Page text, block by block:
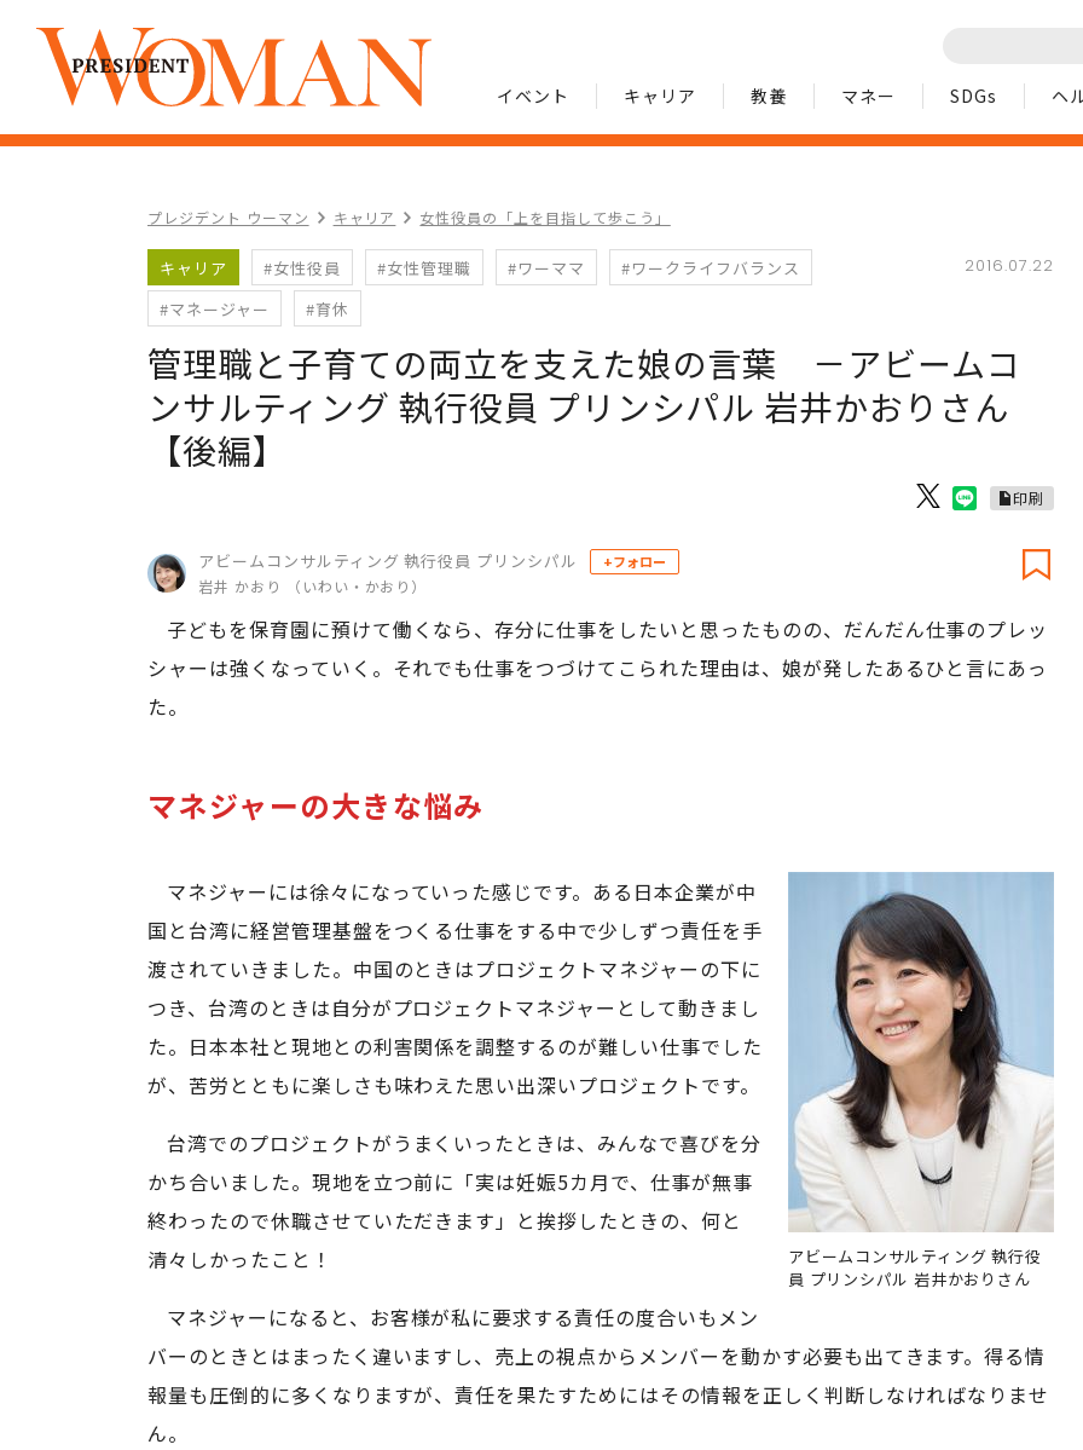
イベント キャリア 教養 マネー SDGs ヘ
プレジデント ウーマン キャリア 女性役員の「上を目指して歩こう」
キャリア #女性役員 #女性管理職 #ワーママ
#ワークライフバランス
#マネージャー
#育休
2016.07.22
管理職と子育ての両立を支えた娘の言葉 －アビームコ
ンサルティング 執行役員 プリンシパル 岩井かおりさん
【後編】
印刷
アビームコンサルティング 執行役員 プリンシパル
岩井 かおり （いわい・かおり）
+フォロー
子どもを保育園に預けて働くなら、存分に仕事をしたいと思ったものの、だんだん仕事のプレッ
シャーは強くなっていく。それでも仕事をつづけてこられた理由は、娘が発したあるひと言にあっ
た。
マネジャーの大きな悩み
アビームコンサルティング 執行役
員 プリンシパル 岩井かおりさん
マネジャーには徐々になっていった感じです。ある日本企業が中
国と台湾に経営管理基盤をつくる仕事をする中で少しずつ責任を手
渡されていきました。中国のときはプロジェクトマネジャーの下に
つき、台湾のときは自分がプロジェクトマネジャーとして動きまし
た。日本本社と現地との利害関係を調整するのが難しい仕事でした
が、苦労とともに楽しさも味わえた思い出深いプロジェクトです。
台湾でのプロジェクトがうまくいったときは、みんなで喜びを分
かち合いました。現地を立つ前に「実は妊娠5カ月で、仕事が無事
終わったので休職させていただきます」と挨拶したときの、何と
清々しかったこと！
マネジャーになると、お客様が私に要求する責任の度合いもメン
バーのときとはまったく違いますし、売上の視点からメンバーを動かす必要も出てきます。得る情
報量も圧倒的に多くなりますが、責任を果たすためにはその情報を正しく判断しなければなりませ
ん。